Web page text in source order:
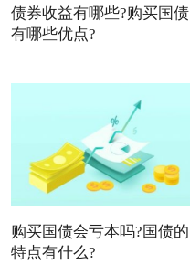
债券收益有哪些?购买国债
有哪些优点?
购买国债会亏本吗?国债的
特点有什么?